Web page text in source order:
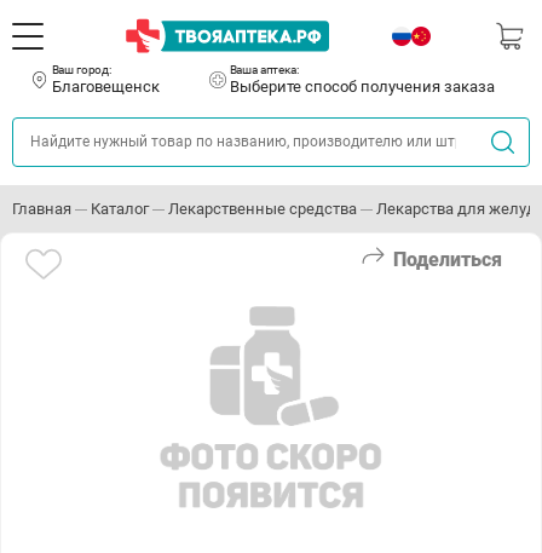
Ваш город:
Благовещенск
Ваша аптека:
Выберите способ получения заказа
Главная Каталог Лекарственные средства Лекарства для
Поделиться